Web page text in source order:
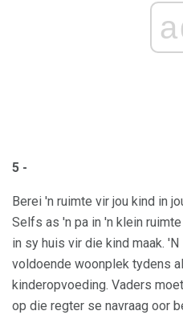
5 -
Berei 'n ruimte vir jou kind in
Selfs as 'n pa in 'n klein
in sy huis vir die kind maak.
voldoende woonplek tydens
kinderopvoeding. Vaders
op die regter se navraag oor